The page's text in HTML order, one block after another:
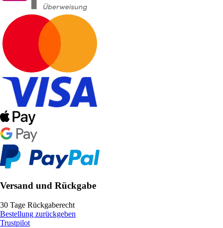
Versand und Rückgabe
30 Tage Rückgaberecht
Bestellung zurückgeben
Trustpilot